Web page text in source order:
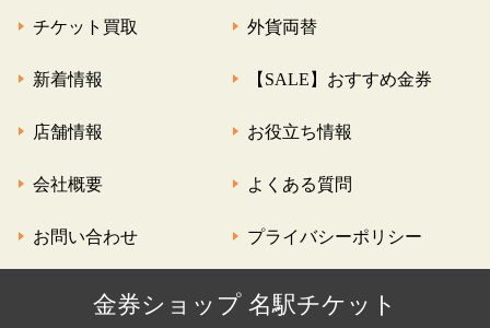
チケット買取 外貨両替
新着情報 【SALE】おすすめ金券
店舗情報 お役立ち情報
会社概要 よくある質問
お問い合わせ プライバシーポリシー
金券ショップ 名駅チケット